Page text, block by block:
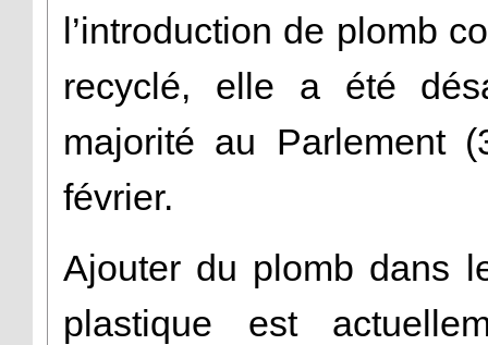
l’introduction de plomb
recyclé, elle a été
majorité au Parlement
février.
Ajouter du plomb dans
plastique est